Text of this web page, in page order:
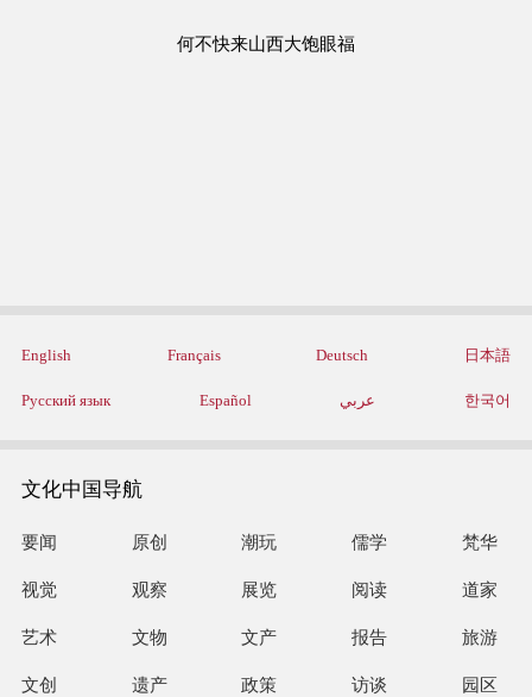
何不快来山西大饱眼福
English Français Deutsch 日本語
Русский язык Español عربي 한국어
文化中国导航
要闻 原创 潮玩 儒学 梵华
视觉 观察 展览 阅读 道家
艺术 文物 文产 报告 旅游
文创 遗产 政策 访谈 园区